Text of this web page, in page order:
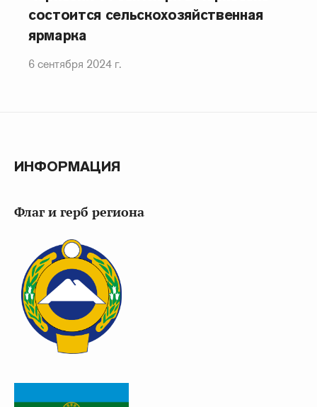
состоится сельскохозяйственная
ярмарка
6 сентября 2024 г.
ИНФОРМАЦИЯ
Флаг и герб региона